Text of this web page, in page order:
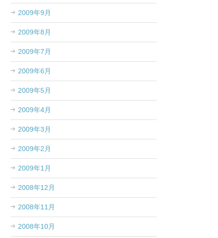
2009年9月
2009年8月
2009年7月
2009年6月
2009年5月
2009年4月
2009年3月
2009年2月
2009年1月
2008年12月
2008年11月
2008年10月